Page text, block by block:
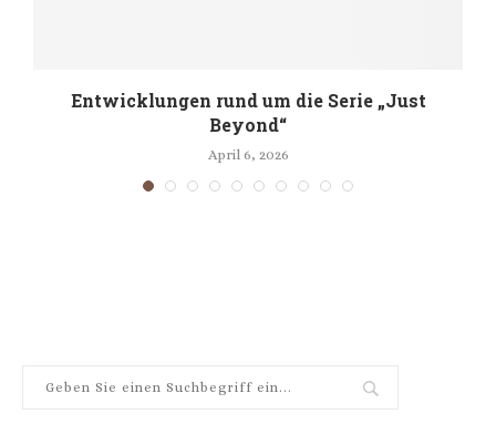
Entwicklungen rund um die Serie „Just
Beyond“
April 6, 2026